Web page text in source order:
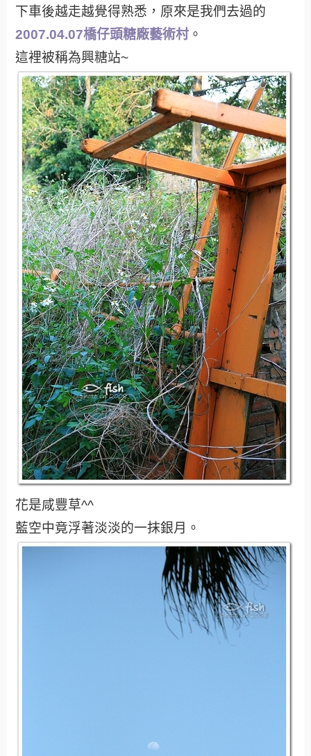
下車後越走越覺得熟悉，原來是我們去過的
2007.04.07橋仔頭糖廠藝術村。
這裡被稱為興糖站~